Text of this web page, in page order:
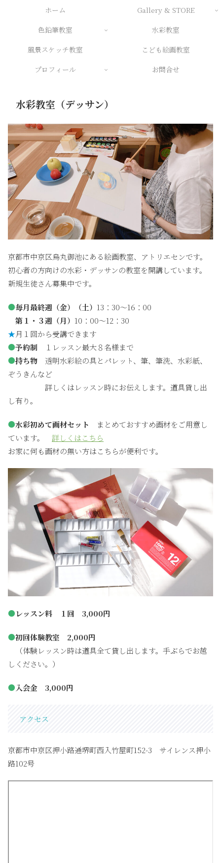
ホーム
Gallery & STORE
色鉛筆教室
水彩教室
風景スケッチ教室
こども絵画教室
プロフィール
お問合せ
水彩教室（デッサン）
京都市中京区烏丸御池にある絵画教室、アトリエセンです。
初心者の方向けの水彩・デッサンの教室を開講しています。
新規生徒さん募集中です。
●毎月最終週（金）（土） 13：30〜16：00
第１・３週（月） 10：00〜12：30
★月１回から受講できます
●予約制 １レッスン最大８名様まで
●持ち物 透明水彩絵の具とパレット、筆、筆洗、水彩紙、
ぞうきんなど
詳しくはレッスン時にお伝えします。道具貸し出
し有り。
●水彩初めて画材セット まとめておすすめ画材をご用意し
ています。 詳しくはこちら
お家に何も画材の無い方はこちらが便利です。
●レッスン料 １回 3,000円
●初回体験教室 2,000円
（体験レッスン時は道具全て貸し出します。手ぶらでお越
しください。）
●入会金 3,000円
アクセス
京都市中京区押小路通堺町西入竹屋町152-3 サイレンス押小
路102号